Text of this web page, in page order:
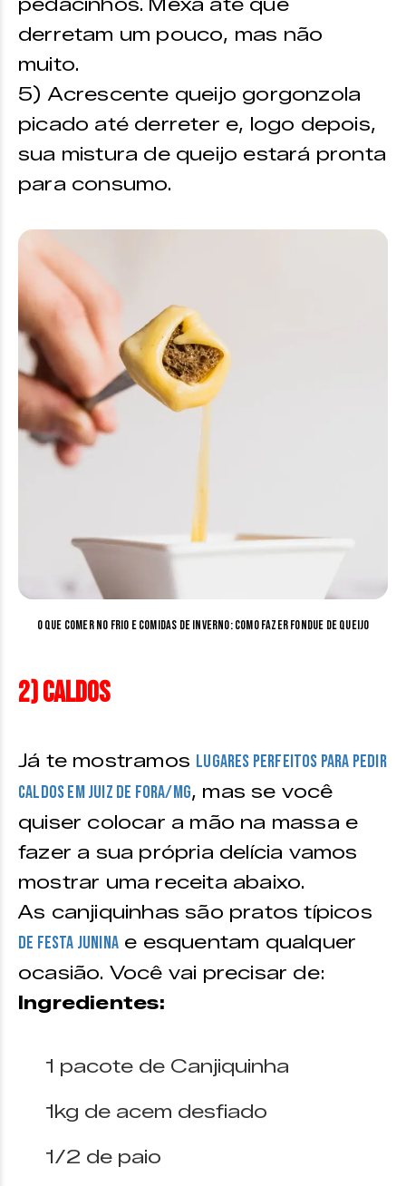
pedacinhos. Mexa até que
derretam um pouco, mas não
muito.
5) Acrescente queijo gorgonzola
picado até derreter e, logo depois,
sua mistura de queijo estará pronta
para consumo.
O que comer no frio e comidas de inverno: como fazer fondue de queijo
2) Caldos
Já te mostramos lugares perfeitos para pedir
caldos em Juiz de Fora/MG, mas se você
quiser colocar a mão na massa e
fazer a sua própria delícia vamos
mostrar uma receita abaixo.
As canjiquinhas são pratos típicos
de festa junina e esquentam qualquer
ocasião. Você vai precisar de:
Ingredientes:
1 pacote de Canjiquinha
1kg de acem desfiado
1/2 de paio